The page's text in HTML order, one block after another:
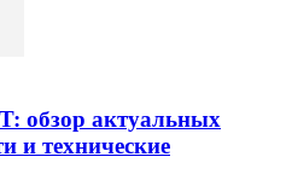
обзор актуальных
и технические